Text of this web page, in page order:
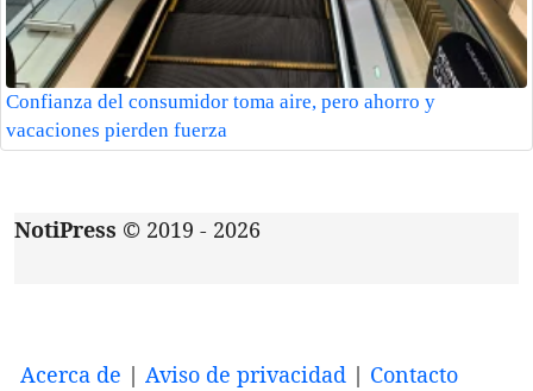
Confianza del consumidor toma aire, pero ahorro y
vacaciones pierden fuerza
NotiPress © 2019 - 2026
Acerca de | Aviso de privacidad | Contacto